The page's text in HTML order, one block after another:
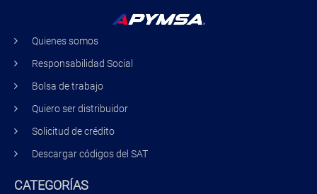
Quienes somos
Responsabilidad Social
Bolsa de trabajo
Quiero ser distribuidor
Solicitud de crédito
Descargar códigos del SAT
CATEGORÍAS